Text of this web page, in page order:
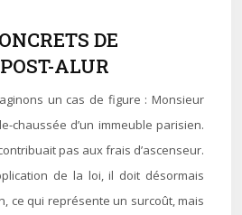
DE
ALUR
un cas de figure : Monsieur
chaussée d’un immeuble parisien.
pas aux frais d’ascenseur.
de la loi, il doit désormais
ce qui représente un surcoût, mais